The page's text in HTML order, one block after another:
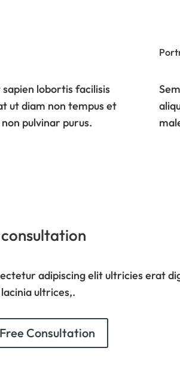
lobortis facilisis
ut diam non tempus et
pulvinar purus.
adipiscing elit ultricies erat
ultrices,.
Consultation